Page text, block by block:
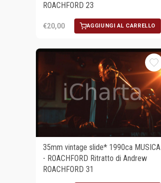
ROACHFORD 23
€20,00 AGGIUNGI AL CARRELLO
35mm vintage slide* 1990ca MUSICA
- ROACHFORD Ritratto di Andrew
ROACHFORD 31